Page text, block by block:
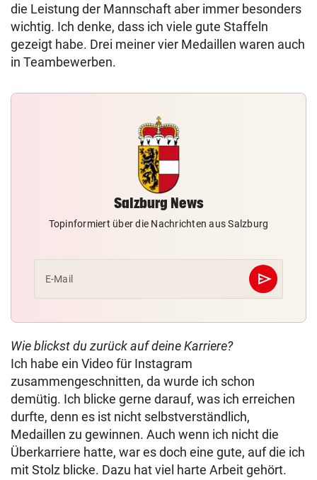
die Leistung der Mannschaft aber immer besonders
wichtig. Ich denke, dass ich viele gute Staffeln
gezeigt habe. Drei meiner vier Medaillen waren auch
in Teambewerben.
Salzburg News
Topinformiert über die Nachrichten aus Salzburg
E-Mail send
Abschicken
Wie blickst du zurück auf deine Karriere?
Ich habe ein Video für Instagram
zusammengeschnitten, da wurde ich schon
demütig. Ich blicke gerne darauf, was ich erreichen
durfte, denn es ist nicht selbstverständlich,
Medaillen zu gewinnen. Auch wenn ich nicht die
Überkarriere hatte, war es doch eine gute, auf die ich
mit Stolz blicke. Dazu hat viel harte Arbeit gehört.